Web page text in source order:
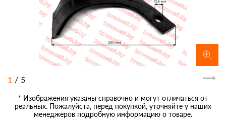
1 / 5
* Изображения указаны справочно и могут отличаться от
реальных. Пожалуйста, перед покупкой, уточняйте у наших
менеджеров подробную информацию о товаре.